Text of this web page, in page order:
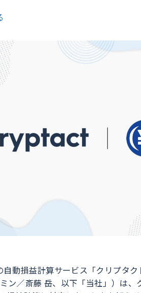
自動損益計算サービス「クリプタ
ン／斎藤 岳、以下「当社」）は